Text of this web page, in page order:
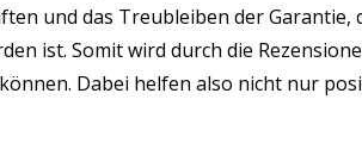
und das Treubleiben der
ist. Somit wird durch die
Dabei helfen also nicht nur